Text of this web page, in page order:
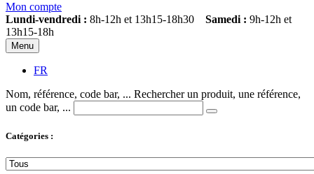
Mon compte
Lundi-vendredi : 8h-12h et 13h15-18h30 Samedi : 9h-12h et
13h15-18h
Menu
FR
Nom, référence, code bar, ... Rechercher un produit, une référence,
un code bar, ...
Catégories :